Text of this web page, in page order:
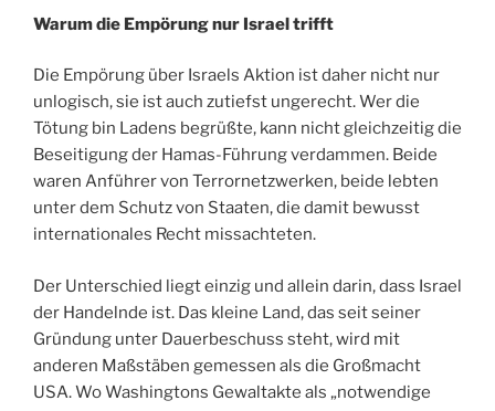
Warum die Empörung nur Israel trifft
Die Empörung über Israels Aktion ist daher nicht nur
unlogisch, sie ist auch zutiefst ungerecht. Wer die
Tötung bin Ladens begrüßte, kann nicht gleichzeitig die
Beseitigung der Hamas-Führung verdammen. Beide
waren Anführer von Terrornetzwerken, beide lebten
unter dem Schutz von Staaten, die damit bewusst
internationales Recht missachteten.
Der Unterschied liegt einzig und allein darin, dass Israel
der Handelnde ist. Das kleine Land, das seit seiner
Gründung unter Dauerbeschuss steht, wird mit
anderen Maßstäben gemessen als die Großmacht
USA. Wo Washingtons Gewaltakte als „notwendige